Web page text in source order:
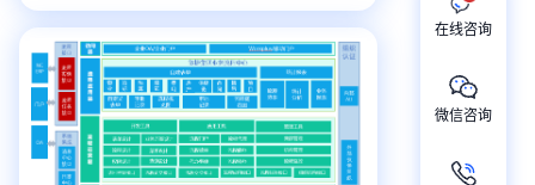
在线咨询
微信咨询